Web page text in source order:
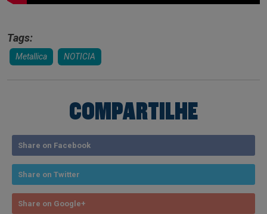
Tags:
Metallica NOTICIA
COMPARTILHE
Share on Facebook
Share on Twitter
Share on Google+